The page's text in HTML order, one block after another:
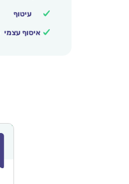
עיטוף
איסוף עצמי